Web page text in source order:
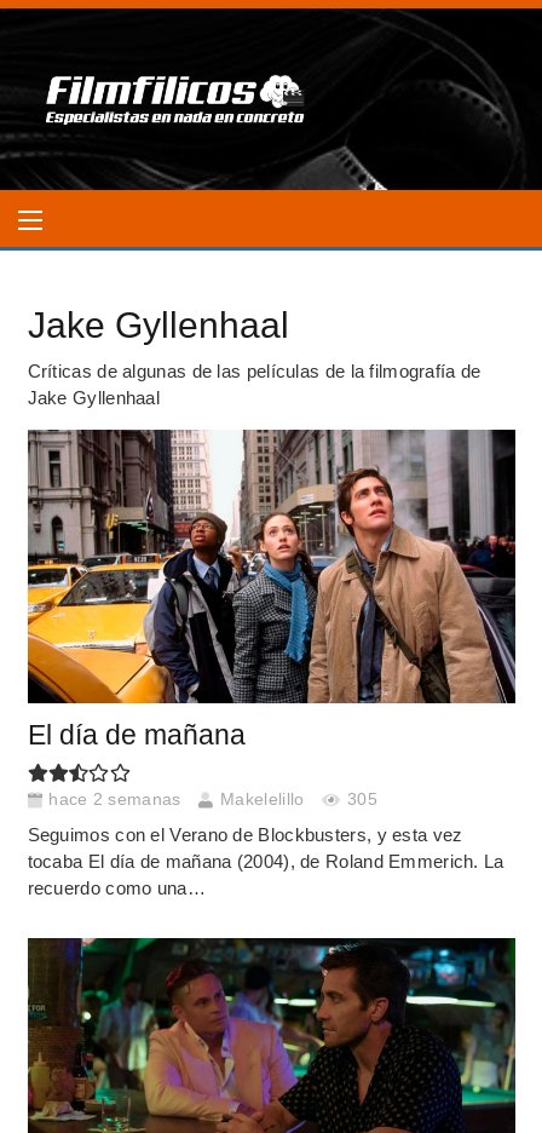
Jake Gyllenhaal
Críticas de algunas de las películas de la filmografía de
Jake Gyllenhaal
El día de mañana
hace 2 semanas Makelelillo 305
Seguimos con el Verano de Blockbusters, y esta vez
tocaba El día de mañana (2004), de Roland Emmerich. La
recuerdo como una…